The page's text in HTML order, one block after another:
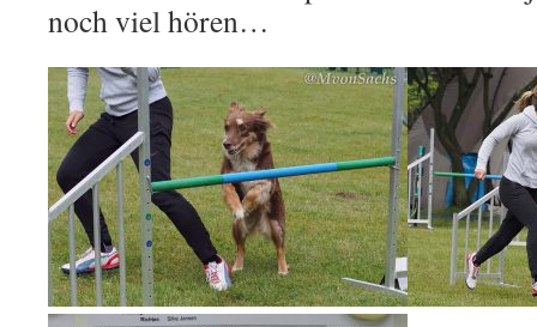
noch viel hören…